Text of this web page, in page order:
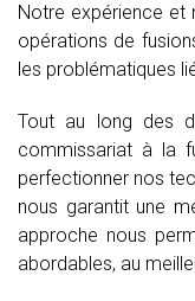
Notre expérience et
opérations de
les problématiques
Tout au long des
commissariat à la
perfectionner nos
nous garantit une
approche nous
abordables, au